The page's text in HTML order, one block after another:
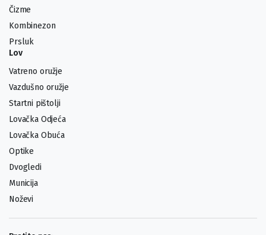
Čizme
Kombinezon
Prsluk
Lov
Vatreno oružje
Vazdušno oružje
Startni pištolji
Lovačka Odjeća
Lovačka Obuća
Optike
Dvogledi
Municija
Noževi